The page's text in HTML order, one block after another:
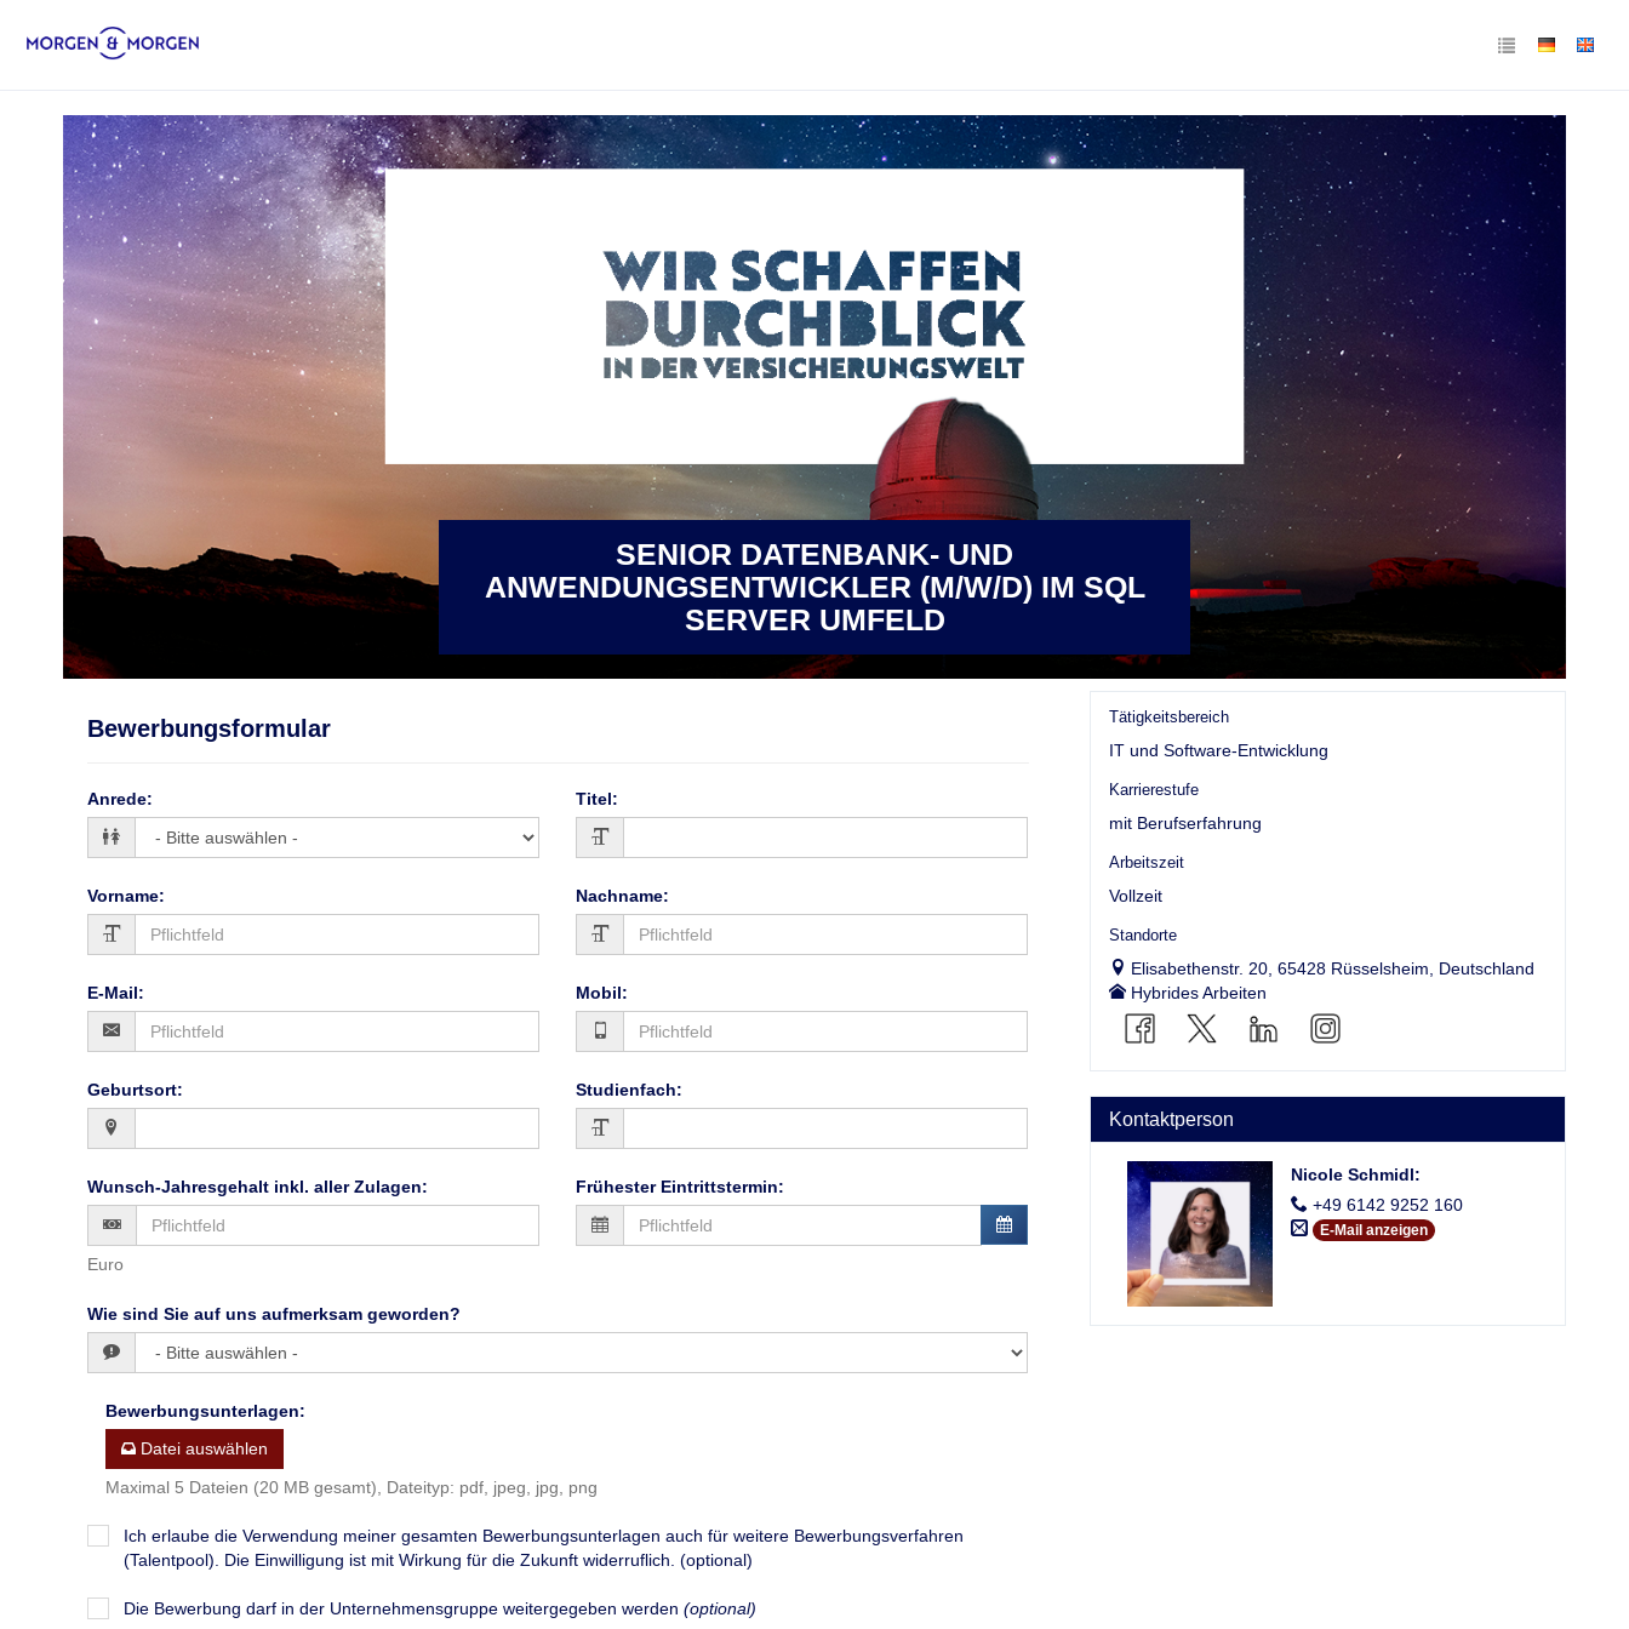
SENIOR DATENBANK- UND
ANWENDUNGSENTWICKLER (M/W/D) IM SQL
SERVER UMFELD
Bewerbungsformular
Anrede: Titel:
Vorname: Nachname:
E-Mail: Mobil:
Geburtsort: Studienfach:
Wunsch-Jahresgehalt inkl. aller Zulagen:
Euro
Frühester Eintrittstermin:
Wie sind Sie auf uns aufmerksam geworden?
Bewerbungsunterlagen:
Datei auswählen
Maximal 5 Dateien (20 MB gesamt), Dateityp: pdf, jpeg, jpg, png
Ich erlaube die Verwendung meiner gesamten Bewerbungsunterlagen auch für weitere Bewerbungsverfahren
(Talentpool). Die Einwilligung ist mit Wirkung für die Zukunft widerruflich. (optional)
Die Bewerbung darf in der Unternehmensgruppe weitergegeben werden (optional)
Tätigkeitsbereich
IT und Software-Entwicklung
Karrierestufe
mit Berufserfahrung
Arbeitszeit
Vollzeit
Standorte
Elisabethenstr. 20, 65428 Rüsselsheim, Deutschland
Hybrides Arbeiten
Kontaktperson
Nicole Schmidl:
+49 6142 9252 160
E-Mail anzeigen